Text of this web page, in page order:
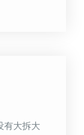
有大拆大